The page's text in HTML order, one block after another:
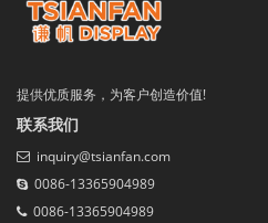
提供优质服务，为客户创造价值!
联系我们
inquiry@tsianfan.com
0086-13365904989
0086-13365904989